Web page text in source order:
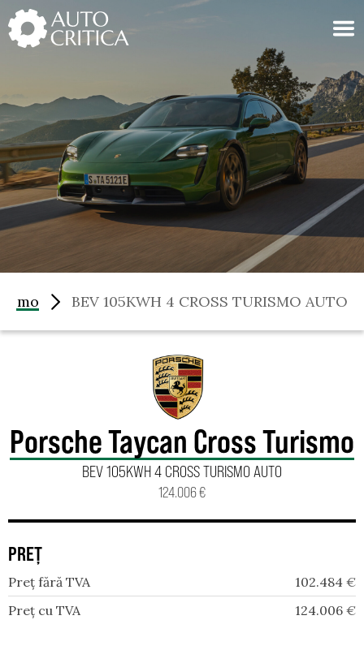
Skip
to
content
BEV 105KWH 4 CROSS TURISMO AUTO
Porsche Taycan Cross Turismo
BEV 105KWH 4 CROSS TURISMO AUTO
124.006 €
PREȚ
Preț fără TVA 102.484 €
Preț cu TVA
124.006 €